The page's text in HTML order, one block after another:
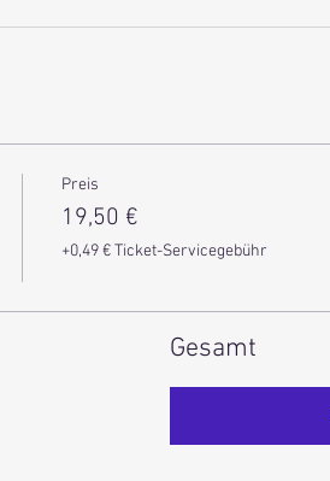
Preis
19,50 €
+0,49 € Ticket-Servicegebühr
Gesamt